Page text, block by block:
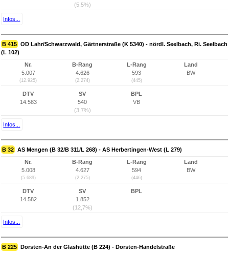
(5,5%)
Infos...
B 415 OD Lahr/Schwarzwald, Gärtnerstraße (K 5340) - nördl. Seelbach, Ri. Seelbach
(L 102)
Nr.
5.007
(12.925)
B-Rang
4.626
(2.274)
L-Rang
593
(445)
Land
BW
DTV
14.583
SV
540
(3,7%)
BPL
VB
Infos...
B 32 AS Mengen (B 32/B 311/L 268) - AS Herbertingen-West (L 279)
Nr.
5.008
(5.689)
B-Rang
4.627
(2.275)
L-Rang
594
(446)
Land
BW
DTV
14.582
SV
1.852
(12,7%)
BPL
Infos...
B 225 Dorsten-An der Glashütte (B 224) - Dorsten-Händelstraße